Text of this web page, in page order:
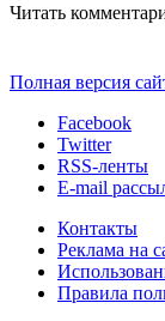
Читать
Полная версия
Facebook
Twitter
RSS-ленты
E-mail
Контакты
Реклама на
Правила